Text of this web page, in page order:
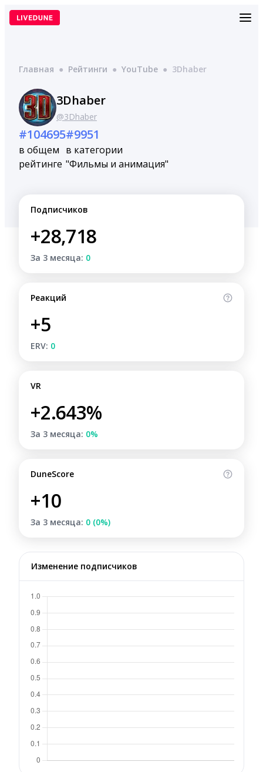
Перейти
Главная ● Рейтинги ● YouTube ● 3Dhaber
3Dhaber
@3Dhaber
#104695
в общем
рейтинге
#9951
в категории
"Фильмы и анимация"
Подписчиков
+28,718
За 3 месяца: 0
Реакций
+5
ERV: 0
VR
+2.643%
За 3 месяца: 0%
DuneScore
+10
За 3 месяца: 0 (0%)
Изменение подписчиков